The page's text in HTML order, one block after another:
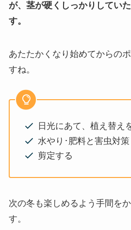
が、茎が硬くしっかりしてい
す。
あたたかくなり始めてからの
すね。
日光にあて、植え替え
水やり･肥料と害虫対策
剪定する
次の冬も楽しめるよう手間を
す。